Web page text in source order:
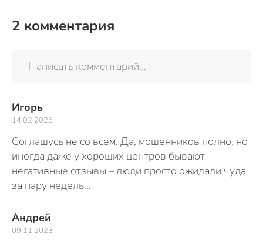
2 комментария
Написать комментарий...
Игорь
14.02.2025
Соглашусь не со всем. Да, мошенников полно, но
иногда даже у хороших центров бывают
негативные отзывы – люди просто ожидали чуда
за пару недель...
Андрей
09.11.2023